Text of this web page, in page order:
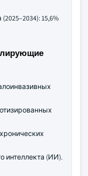
15,6%
интеллекта (ИИ).